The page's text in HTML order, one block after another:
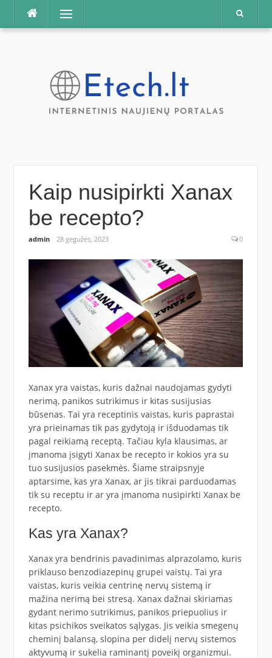
Praleisti
Meniu
Kaip nusipirkti Xanax
be recepto?
admin 28 gegužės, 2023 0
Xanax yra vaistas, kuris dažnai naudojamas gydyti
nerimą, panikos sutrikimus ir kitas susijusias
būsenas. Tai yra receptinis vaistas, kuris paprastai
yra prieinamas tik pas gydytoją ir išduodamas tik
pagal reikiamą receptą. Tačiau kyla klausimas, ar
įmanoma įsigyti Xanax be recepto ir kokios yra su
tuo susijusios pasekmės. Šiame straipsnyje
aptarsime, kas yra Xanax, ar jis tikrai parduodamas
tik su receptu ir ar yra įmanoma nusipirkti Xanax be
recepto.
Kas yra Xanax?
Xanax yra bendrinis pavadinimas alprazolamo, kuris
priklauso benzodiazepinų grupei vaistų. Tai yra
vaistas, kuris veikia centrinę nervų sistemą ir
mažina nerimą bei stresą. Xanax dažnai skiriamas
gydant nerimo sutrikimus, panikos priepuolius ir
kitas psichikos sveikatos sąlygas. Jis veikia smegenų
cheminį balansą, slopina per didelį nervų sistemos
aktyvumą ir sukelia raminantį poveikį organizmui.